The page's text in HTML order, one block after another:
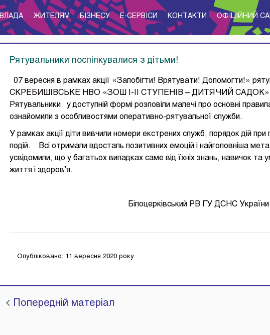
ВЛАДА ЖИТЕЛЯМ БІЗНЕСУ E-CЕРВІСИ КОНТАКТИ ОФІЦІЙНИЙ
Рятувальники поспілкувалися з дітьми!
07 вересня в рамках акції «Запобігти! Врятувати! Допомогти!»
СКРЕБИШІВСЬКЕ НВО «ЗОШ І-ІІ СТУПЕНІВ – ДИТЯЧИЙ САДОК»
Рятувальники у доступній формі розповіли малечі про основні
ознайомили з особливостями оперативно-рятувальної служби.
У рамках акції діти вивчили номери екстрених служб, порядок дій при
подій. Всі отримали вдосталь позитивних емоцій і найголовніша
усвідомили, що у багатьох випадках саме від їхніх знань, навичок
життя і здоров’я.
Білоцерківський РВ ГУ ДСНС України у
Опубліковано: 11 вересня 2020 року
Попередній матеріал